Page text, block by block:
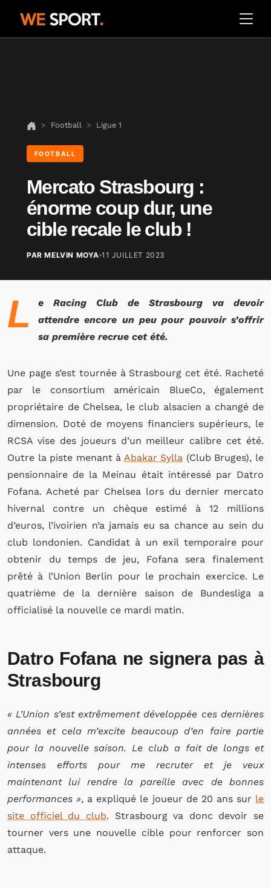
Football Ligue 1
FOOTBALL
Mercato Strasbourg :
énorme coup dur, une
cible recale le club !
PAR MELVIN MOYA 11 JUILLET 2023
L
e Racing Club de Strasbourg va devoir
attendre encore un peu pour pouvoir s’offrir
sa première recrue cet été.
Une page s’est tournée à Strasbourg cet été. Racheté
par le consortium américain BlueCo, également
propriétaire de Chelsea, le club alsacien a changé de
dimension. Doté de moyens financiers supérieurs, le
RCSA vise des joueurs d’un meilleur calibre cet été.
Outre la piste menant à Abakar Sylla (Club Bruges), le
pensionnaire de la Meinau était intéressé par Datro
Fofana. Acheté par Chelsea lors du dernier mercato
hivernal contre un chèque estimé à 12 millions
d’euros, l’ivoirien n’a jamais eu sa chance au sein du
club londonien. Candidat à un exil temporaire pour
obtenir du temps de jeu, Fofana sera finalement
prêté à l’Union Berlin pour le prochain exercice. Le
quatrième de la dernière saison de Bundesliga a
officialisé la nouvelle ce mardi matin.
Datro Fofana ne signera pas à
Strasbourg
« L’Union s’est extrêmement développée ces dernières
années et cela m’excite beaucoup d’en faire partie
pour la nouvelle saison. Le club a fait de longs et
intenses efforts pour me recruter et je veux
maintenant lui rendre la pareille avec de bonnes
performances », a expliqué le joueur de 20 ans sur le
site officiel du club. Strasbourg va donc devoir se
tourner vers une nouvelle cible pour renforcer son
attaque.